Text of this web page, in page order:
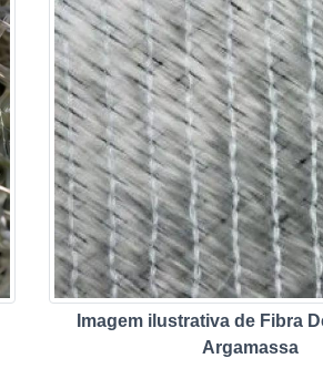
Imagem ilustrativa de Fibra
Argamassa